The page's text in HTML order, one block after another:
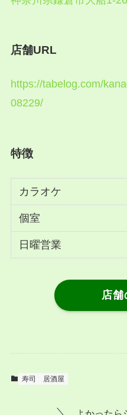
店舗URL
https://tabelog.com/
08229/
特徴
カラオケ
個室
日曜営業
店舗
寿司 居酒屋